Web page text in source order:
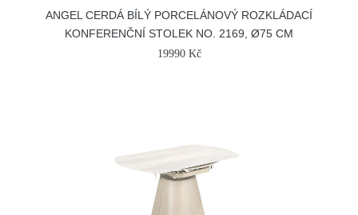
ANGEL CERDÁ BÍLÝ PORCELÁNOVÝ ROZKLÁDACÍ
KONFERENČNÍ STOLEK NO. 2169, Ø75 CM
19990 Kč